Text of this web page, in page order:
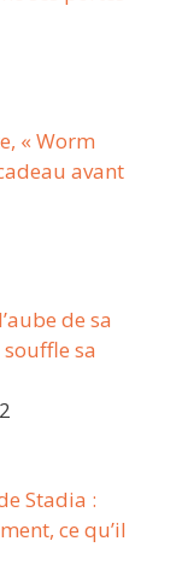
« Worm
avant
de sa
sa
Stadia :
ce qu’il